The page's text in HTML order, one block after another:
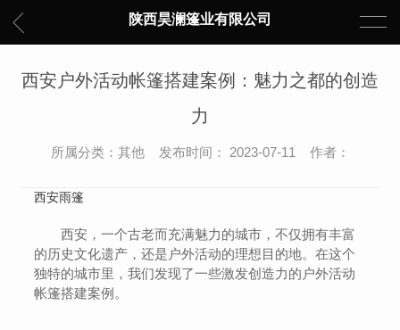
陕西昊澜篷业有限公司
西安户外活动帐篷搭建案例：魅力之都的创造
力
所属分类：其他 发布时间： 2023-07-11 作者：
西安雨篷
西安，一个古老而充满魅力的城市，不仅拥有丰富
的历史文化遗产，还是户外活动的理想目的地。在这个
独特的城市里，我们发现了一些激发创造力的户外活动
帐篷搭建案例。